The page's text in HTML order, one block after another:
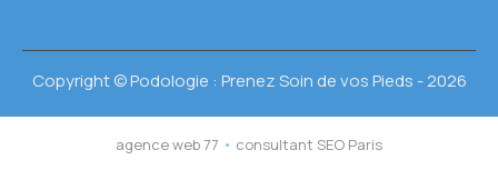
Copyright © Podologie : Prenez Soin de vos Pieds - 2026
agence web 77 • consultant SEO Paris